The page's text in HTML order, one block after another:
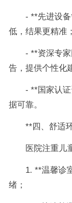
- **先进设
低，结果更精准；
- **资深专
告，提供个性化
- **国家认
据可靠。
**四、舒适
医院注重儿
1. **温馨诊
绪；